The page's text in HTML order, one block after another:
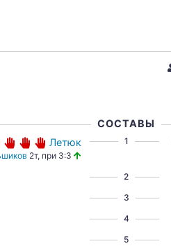
СОСТАВЫ
Летюк
2т, при 3:3
1
2
3
4
5